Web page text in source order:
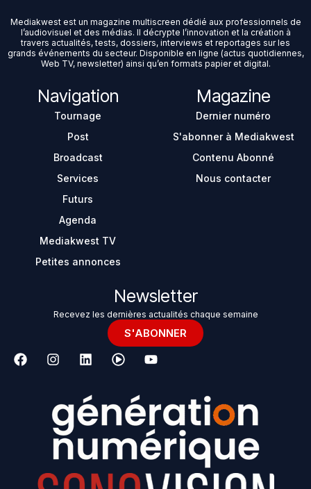
Mediakwest est un magazine multiscreen dédié aux professionnels de
l’audiovisuel et des médias. Il décrypte l’innovation et la création à
travers actualités, tests, dossiers, interviews et reportages sur les
grands événements du secteur. Disponible en ligne (actus quotidiennes,
Web TV, newsletter) ainsi qu’en formats papier et digital.
Navigation
Tournage
Post
Broadcast
Services
Futurs
Agenda
Mediakwest TV
Petites annonces
Magazine
Dernier numéro
S'abonner à Mediakwest
Contenu Abonné
Nous contacter
Newsletter
Recevez les dernières actualités chaque semaine
S'ABONNER